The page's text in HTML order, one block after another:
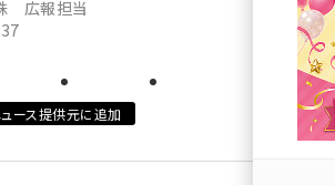
広報担当
ース提供元に追加